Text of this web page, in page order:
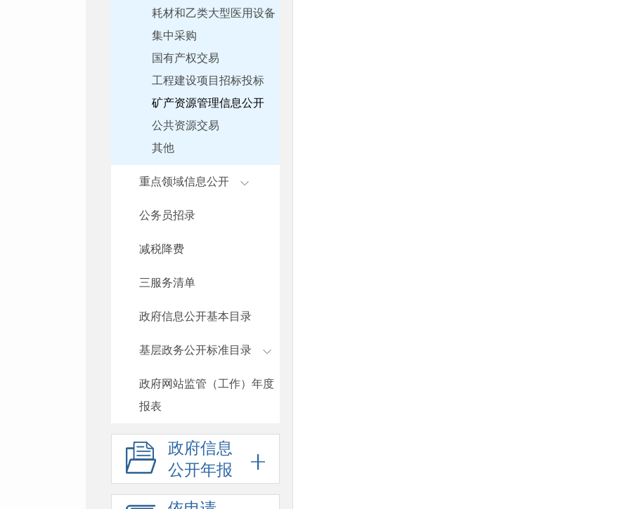
耗材和乙类大型医用设备
集中采购
国有产权交易
工程建设项目招标投标
矿产资源管理信息公开
公共资源交易
其他
重点领域信息公开
公务员招录
减税降费
三服务清单
政府信息公开基本目录
基层政务公开标准目录
政府网站监管（工作）年度
报表
政府信息
公开年报